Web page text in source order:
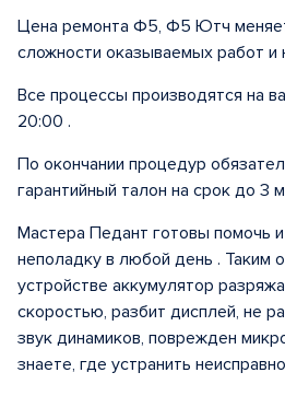
Цена ремонта Ф5, Ф5 Ютч
сложности оказываемых работ и
Все процессы производятся на
20:00 .
По окончании процедур
гарантийный талон на срок до 3
Мастера Педант готовы помочь
неполадку в любой день . Таким
устройстве аккумулятор
скоростью, разбит дисплей, не
звук динамиков, поврежден
знаете, где устранить